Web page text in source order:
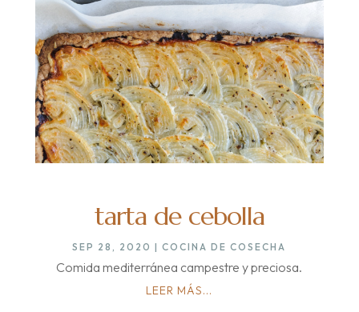
tarta de cebolla
SEP 28, 2020 |COCINA DE COSECHA
Comida mediterránea campestre y preciosa.
LEER MÁS...